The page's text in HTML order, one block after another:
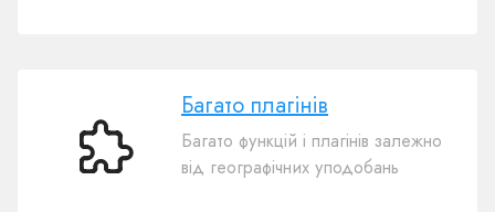
Багато
Багато плагінів
Багато функцій і плагінів залежно
від географічних уподобань